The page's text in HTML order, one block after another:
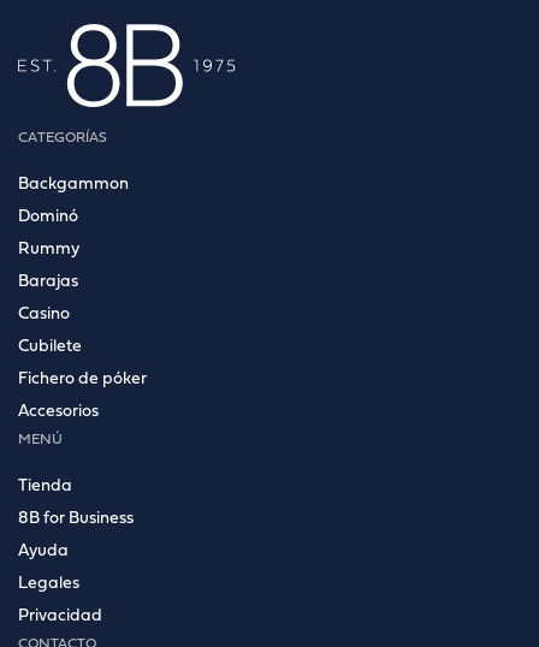
CATEGORÍAS
Backgammon
Dominó
Rummy
Barajas
Casino
Cubilete
Fichero de póker
Accesorios
MENÚ
Tienda
8B for Business
Ayuda
Legales
Privacidad
CONTACTO